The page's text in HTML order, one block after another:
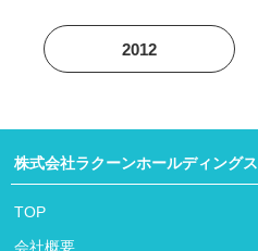
2012
株式会社ラクーンホールディングス
TOP
会社概要